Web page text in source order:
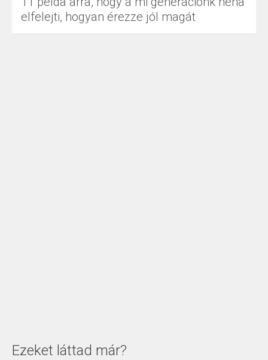
elfelejti, hogyan érezze jól magát
Ezeket láttad már?